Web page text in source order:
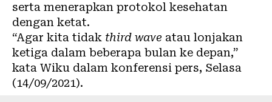
serta menerapkan protokol kesehatan
dengan ketat.
“Agar kita tidak third wave atau lonjakan
ketiga dalam beberapa bulan ke depan,”
kata Wiku dalam konferensi pers, Selasa
(14/09/2021).